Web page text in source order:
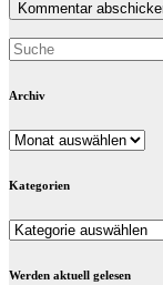
Archiv
Archiv
Kategorien
Kategorien
Werden aktuell gelesen